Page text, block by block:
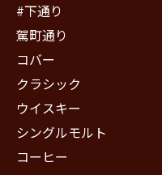
#下通り
駕町通り
コバー
クラシック
ウイスキー
シングルモルト
コーヒー